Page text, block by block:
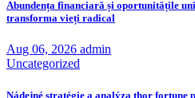
Abundența financiară și oportunitățile
transforma vieți radical
Aug 06, 2026 admin
Uncategorized
Nádejné stratégie a analýza thor fortune